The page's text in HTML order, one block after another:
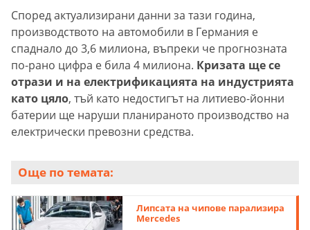
Според актуализирани данни за тази година,
производството на автомобили в Германия е
спаднало до 3,6 милиона, въпреки че прогнозната
по-рано цифра е била 4 милиона. Кризата ще се
отрази и на електрификацията на индустрията
като цяло, тъй като недостигът на литиево-йонни
батерии ще наруши планираното производство на
електрически превозни средства.
Още по темата:
Липсата на чипове парализира
Mercedes